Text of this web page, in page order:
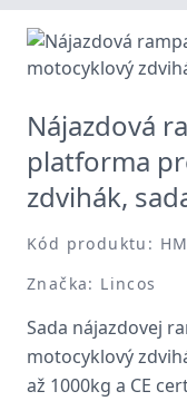
Nájazdová
platforma
zdvihák,
Kód produktu:
Značka: Lincos
Sada nájazdovej
motocyklový
až 1000kg a CE